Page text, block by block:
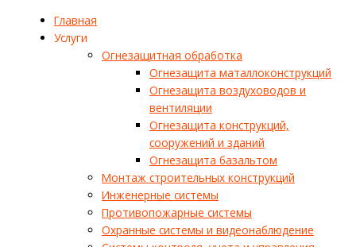
Главная
Услуги
Огнезащитная обработка
Огнезащита маталлоконструкций
Огнезащита воздуховодов и
вентиляции
Огнезащита конструкций,
сооружений и зданий
Огнезащита базальтом
Монтаж строительных конструкций
Инженерные системы
Противопожарные системы
Охранные системы и видеонаблюдение